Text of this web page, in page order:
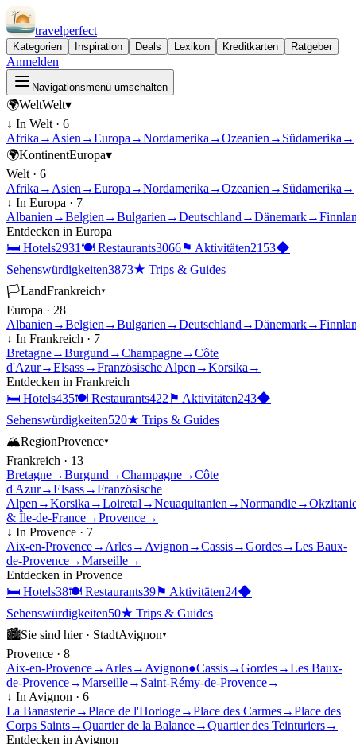
travelperfect
Kategorien Inspiration Deals Lexikon Kreditkarten Ratgeber
Anmelden
Navigationsmenü umschalten
🌍WeltWelt▾
↓ In Welt · 6
Afrika → Asien →Europa →Nordamerika →Ozeanien → Südamerika →
🌍KontinentEuropa▾
Welt · 6
Afrika → Asien →Europa →Nordamerika →Ozeanien → Südamerika →
↓ In Europa · 7
Albanien →Belgien →Bulgarien →Deutschland →Dänemark→
Entdecken in Europa
🛏 Hotels2931 🍽 Restaurants3066⚑ Aktivitäten2153◆
Sehenswürdigkeiten3873★ Trips & Guides
🏳LandFrankreich▾
Europa · 28
Albanien →Belgien →Bulgarien →Deutschland →Dänemark→
↓ In Frankreich · 7
Bretagne→Burgund →Champagne→Côte
d'Azur→Elsass→Französische Alpen →Korsika →
Entdecken in Frankreich
🛏 Hotels435🍽 Restaurants422⚑ Aktivitäten243◆
Sehenswürdigkeiten520★ Trips & Guides
🏔RegionProvence▾
Frankreich · 13
Bretagne→Burgund →Champagne→Côte
d'Azur→Elsass→Französische
Alpen →Korsika →Loiretal →Neuaquitanien →Normandie→
& Île-de-France→Provence→
↓ In Provence · 7
Aix-en-Provence→ Arles→ Avignon →Cassis→Gordes→Les Baux-
de-Provence→Marseille→
Entdecken in Provence
🛏 Hotels38🍽 Restaurants39⚑ Aktivitäten24◆
Sehenswürdigkeiten50★ Trips & Guides
🏙Sie sind hier · StadtAvignon▾
Provence · 8
Aix-en-Provence→ Arles→ Avignon●Cassis→Gordes→Les Baux-
de-Provence→Marseille→ Saint-Rémy-de-Provence→
↓ In Avignon · 6
La Banasterie→Place de l'Horloge→Place des Carmes→Place des
Corps Saints→Quartier de la Balance→Quartier des Teinturiers→
Entdecken in Avignon